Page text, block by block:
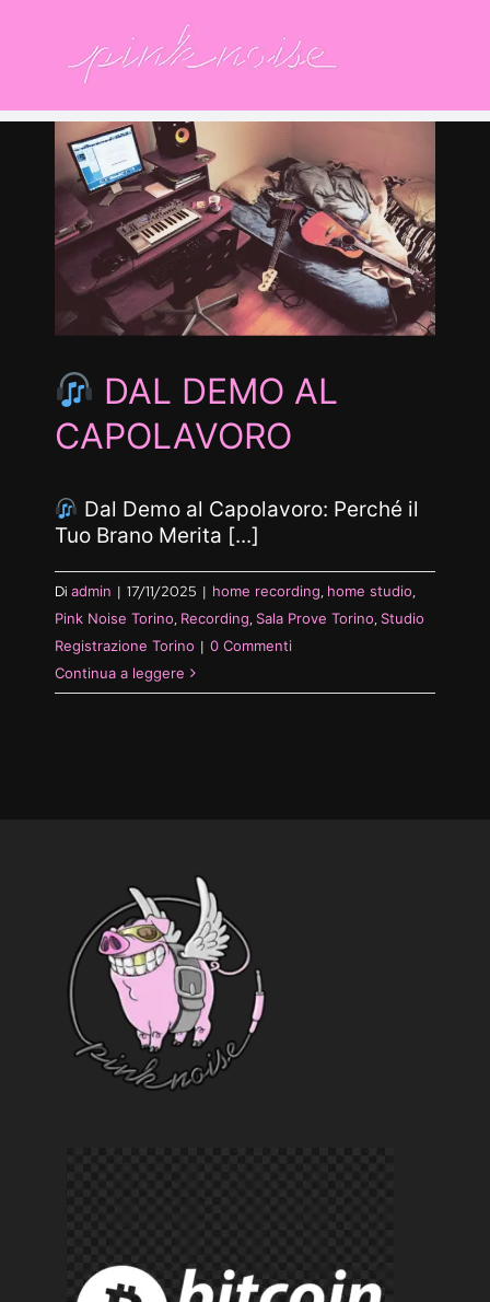
contenuto
DAL DEMO AL
CAPOLAVORO
Dal Demo al Capolavoro: Perché il
Tuo Brano Merita [...]
Di admin | 17/11/2025 | home recording, home studio,
Pink Noise Torino, Recording, Sala Prove Torino, Studio
Registrazione Torino | 0 Commenti
Continua a leggere